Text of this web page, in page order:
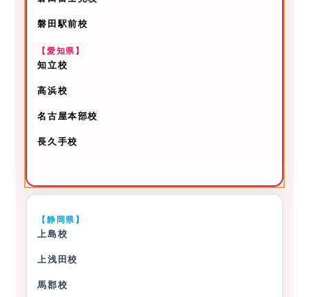
磐田駅前校
【愛知県】
知立校
高浜校
名古屋本部校
長久手校
【静岡県】
上島校
上浅田校
馬郡校